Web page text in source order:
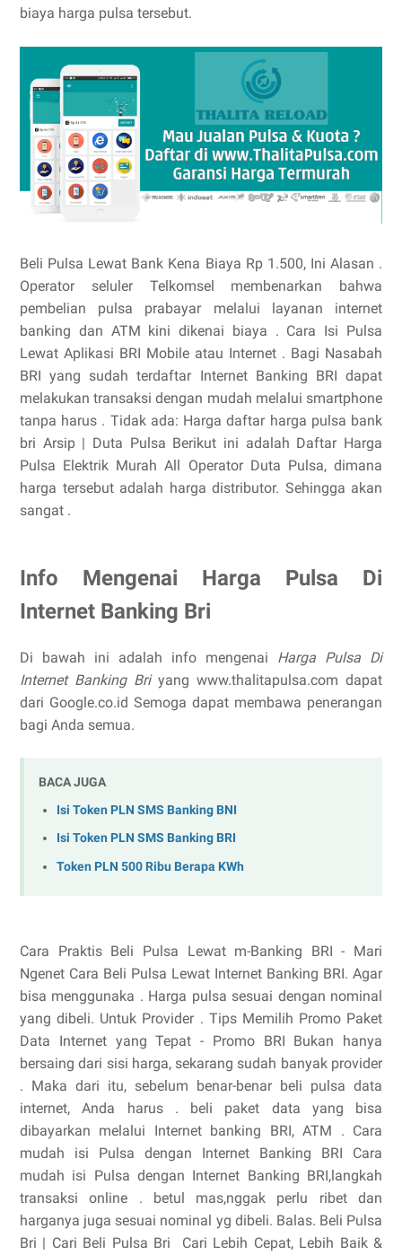
biaya harga pulsa tersebut.
Beli Pulsa Lewat Bank Kena Biaya Rp 1.500, Ini Alasan .
Operator seluler Telkomsel membenarkan bahwa
pembelian pulsa prabayar melalui layanan internet
banking dan ATM kini dikenai biaya . Cara Isi Pulsa
Lewat Aplikasi BRI Mobile atau Internet . Bagi Nasabah
BRI yang sudah terdaftar Internet Banking BRI dapat
melakukan transaksi dengan mudah melalui smartphone
tanpa harus . Tidak ada: Harga daftar harga pulsa bank
bri Arsip | Duta Pulsa Berikut ini adalah Daftar Harga
Pulsa Elektrik Murah All Operator Duta Pulsa, dimana
harga tersebut adalah harga distributor. Sehingga akan
sangat .
Info Mengenai Harga Pulsa Di
Internet Banking Bri
Di bawah ini adalah info mengenai Harga Pulsa Di
Internet Banking Bri yang www.thalitapulsa.com dapat
dari Google.co.id Semoga dapat membawa penerangan
bagi Anda semua.
BACA JUGA
Isi Token PLN SMS Banking BNI
Isi Token PLN SMS Banking BRI
Token PLN 500 Ribu Berapa KWh
Cara Praktis Beli Pulsa Lewat m-Banking BRI - Mari
Ngenet Cara Beli Pulsa Lewat Internet Banking BRI. Agar
bisa menggunaka . Harga pulsa sesuai dengan nominal
yang dibeli. Untuk Provider . Tips Memilih Promo Paket
Data Internet yang Tepat - Promo BRI Bukan hanya
bersaing dari sisi harga, sekarang sudah banyak provider
. Maka dari itu, sebelum benar-benar beli pulsa data
internet, Anda harus . beli paket data yang bisa
dibayarkan melalui Internet banking BRI, ATM . Cara
mudah isi Pulsa dengan Internet Banking BRI Cara
mudah isi Pulsa dengan Internet Banking BRI,langkah
transaksi online . betul mas,nggak perlu ribet dan
harganya juga sesuai nominal yg dibeli. Balas. Beli Pulsa
Bri | Cari Beli Pulsa Bri‎ ‎ Cari Lebih Cepat, Lebih Baik &